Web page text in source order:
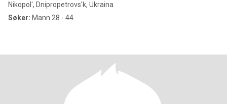
Nikopol', Dnipropetrovs'k, Ukraina
Søker: Mann 28 - 44